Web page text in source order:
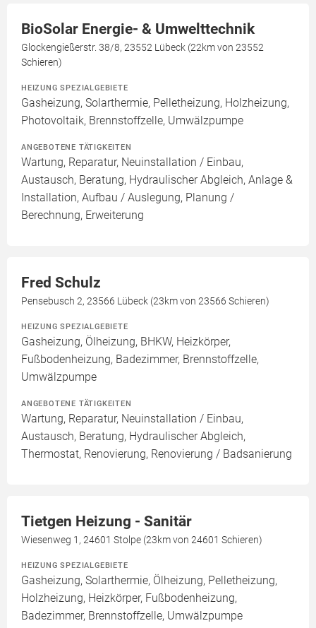
BioSolar Energie- & Umwelttechnik
Glockengießerstr. 38/8, 23552 Lübeck (22km von 23552
Schieren)
HEIZUNG SPEZIALGEBIETE
Gasheizung, Solarthermie, Pelletheizung, Holzheizung,
Photovoltaik, Brennstoffzelle, Umwälzpumpe
ANGEBOTENE TÄTIGKEITEN
Wartung, Reparatur, Neuinstallation / Einbau,
Austausch, Beratung, Hydraulischer Abgleich, Anlage &
Installation, Aufbau / Auslegung, Planung /
Berechnung, Erweiterung
Fred Schulz
Pensebusch 2, 23566 Lübeck (23km von 23566 Schieren)
HEIZUNG SPEZIALGEBIETE
Gasheizung, Ölheizung, BHKW, Heizkörper,
Fußbodenheizung, Badezimmer, Brennstoffzelle,
Umwälzpumpe
ANGEBOTENE TÄTIGKEITEN
Wartung, Reparatur, Neuinstallation / Einbau,
Austausch, Beratung, Hydraulischer Abgleich,
Thermostat, Renovierung, Renovierung / Badsanierung
Tietgen Heizung - Sanitär
Wiesenweg 1, 24601 Stolpe (23km von 24601 Schieren)
HEIZUNG SPEZIALGEBIETE
Gasheizung, Solarthermie, Ölheizung, Pelletheizung,
Holzheizung, Heizkörper, Fußbodenheizung,
Badezimmer, Brennstoffzelle, Umwälzpumpe